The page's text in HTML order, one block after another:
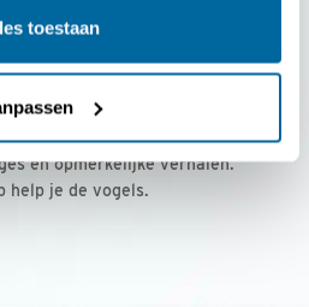
toestaan
voor € 36,00 per jaar
voor onze leden, met
en opmerkelijke verhalen.
help je de vogels.